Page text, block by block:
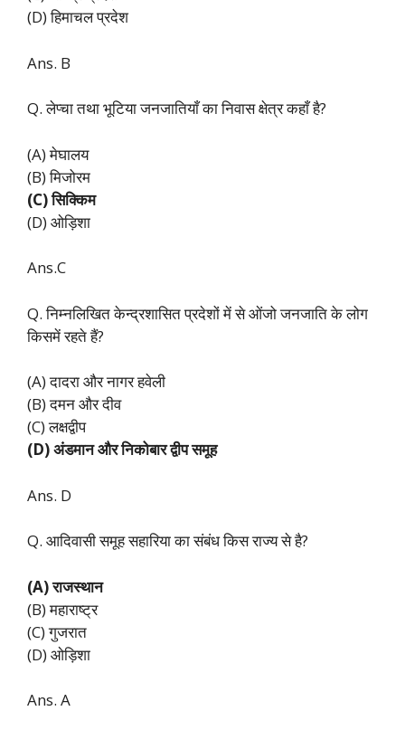
(D) हिमाचल प्रदेश
Ans. B
Q. लेप्चा तथा भूटिया जनजातियाँ का निवास क्षेत्र कहाँ है?
(A) मेघालय
(B) मिजोरम
(C) सिक्किम
(D) ओड़िशा
Ans.C
Q. निम्नलिखित केन्द्रशासित प्रदेशों में से ओंजो जनजाति के लोग
किसमें रहते हैं?
(A) दादरा और नागर हवेली
(B) दमन और दीव
(C) लक्षद्वीप
(D) अंडमान और निकोबार द्वीप समूह
Ans. D
Q. आदिवासी समूह सहारिया का संबंध किस राज्य से है?
(A) राजस्थान
(B) महाराष्ट्र
(C) गुजरात
(D) ओड़िशा
Ans. A